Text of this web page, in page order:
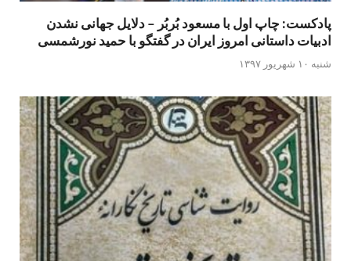
پادکست: چاپ اول با مسعود بُربُر – دلایل جهانی نشدن
ادبیات داستانی امروز ایران در گفتگو با حمید نورشمسی
شنبه ۱۰ شهریور ۱۳۹۷